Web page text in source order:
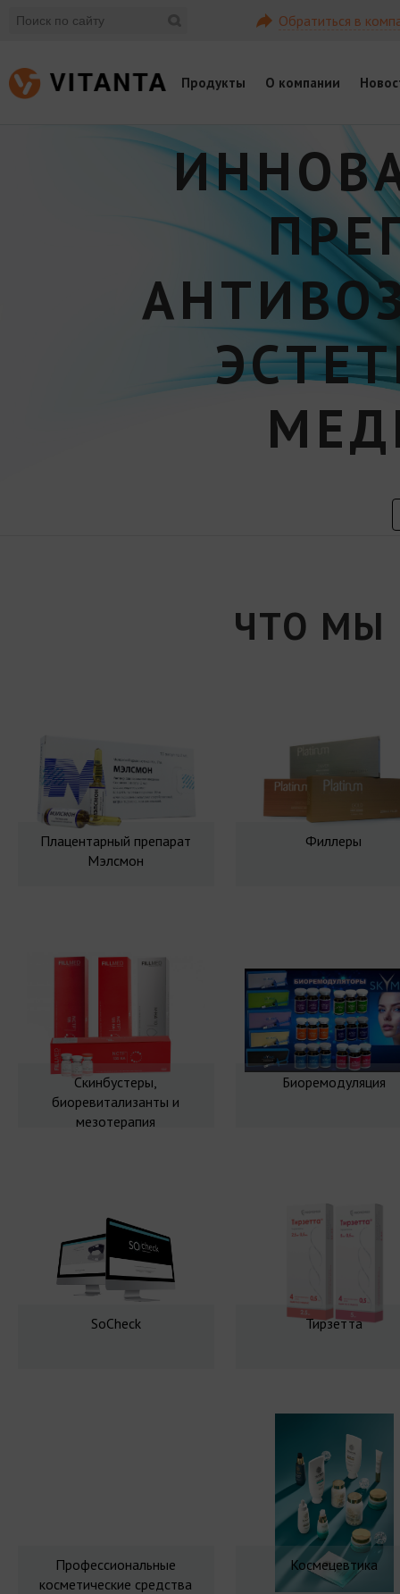
Обратиться в
Продукты О компании
ЧТО МЫ
Плацентарный препарат
Мэлсмон
Филлеры
Скинбустеры,
биоревитализанты и
мезотерапия
Биоремодуляция
SoCheck Тирзетта
Профессиональные
косметические средства
Космецевтика